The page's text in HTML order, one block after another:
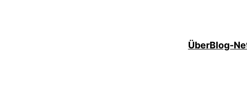
ÜberBlog-